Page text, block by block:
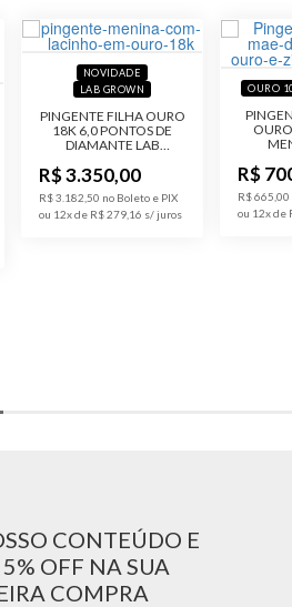
NOVIDADE
LAB GROWN
PINGENTE FILHA OURO
18K 6,0 PONTOS DE
DIAMANTE LAB
R$ 3.350,00
R$ 3.182,50 no Boleto e PIX
ou 12x de R$ 279,16
OURO
R$
R$ 665,00
ou 12x de
CONTEÚDO E
OFF NA SUA
COMPRA